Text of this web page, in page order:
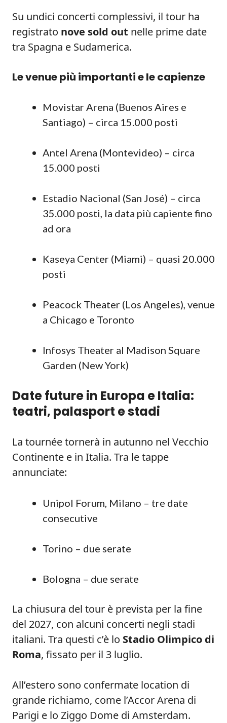
Su undici concerti complessivi, il tour ha
registrato nove sold out nelle prime date
tra Spagna e Sudamerica.
Le venue più importanti e le capienze
Movistar Arena (Buenos Aires e
Santiago) – circa 15.000 posti
Antel Arena (Montevideo) – circa
15.000 posti
Estadio Nacional (San José) – circa
35.000 posti, la data più capiente fino
ad ora
Kaseya Center (Miami) – quasi 20.000
posti
Peacock Theater (Los Angeles), venue
a Chicago e Toronto
Infosys Theater al Madison Square
Garden (New York)
Date future in Europa e Italia:
teatri, palasport e stadi
La tournée tornerà in autunno nel Vecchio
Continente e in Italia. Tra le tappe
annunciate:
Unipol Forum, Milano – tre date
consecutive
Torino – due serate
Bologna – due serate
La chiusura del tour è prevista per la fine
del 2027, con alcuni concerti negli stadi
italiani. Tra questi c’è lo Stadio Olimpico di
Roma, fissato per il 3 luglio.
All’estero sono confermate location di
grande richiamo, come l’Accor Arena di
Parigi e lo Ziggo Dome di Amsterdam.